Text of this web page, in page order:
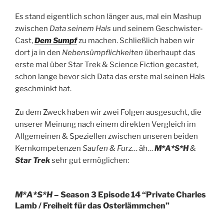
Es stand eigentlich schon länger aus, mal ein Mashup
zwischen Data seinem Hals und seinem Geschwister-
Cast,Dem Sumpfzu machen. Schließlich haben wir
dort ja in den Nebensümpflichkeiten überhaupt das
erste mal über Star Trek & Science Fiction gecastet,
schon lange bevor sich Data das erste mal seinen Hals
geschminkt hat.
Zu dem Zweck haben wir zwei Folgen ausgesucht, die
unserer Meinung nach einem direkten Vergleich im
Allgemeinen & Speziellen zwischen unseren beiden
Kernkompetenzen Saufen & Furz… äh…M*A*S*H&
Star Treksehr gut ermöglichen:
M*A*S*H– Season 3 Episode 14 “Private Charles
Lamb / Freiheit für das Osterlämmchen”